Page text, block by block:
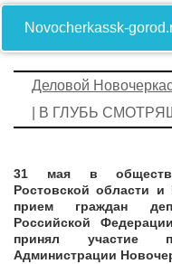
Novocherkassk-
Деловой
| В ГЛУБЬ
31 мая в
Ростовской области
прием граждан
Российской
принял участие
Администрации